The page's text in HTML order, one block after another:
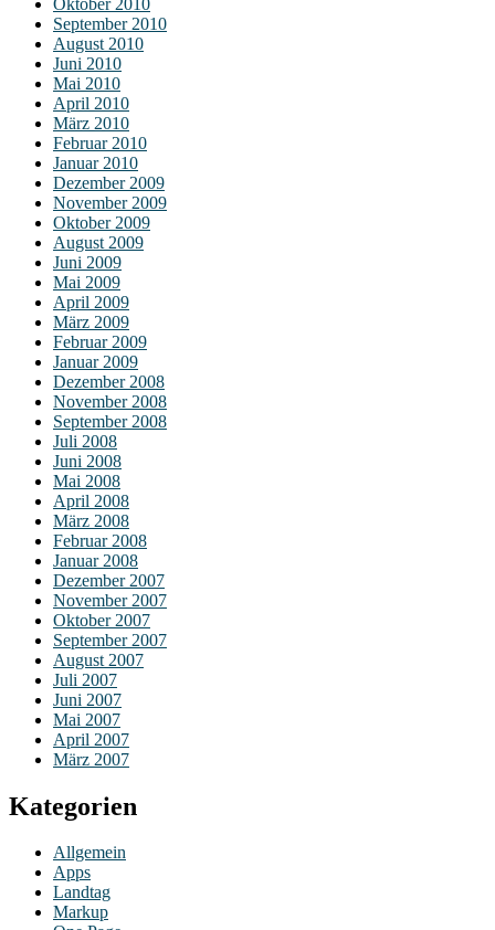
September 2010
August 2010
Juni 2010
Mai 2010
April 2010
März 2010
Februar 2010
Januar 2010
Dezember 2009
November 2009
Oktober 2009
August 2009
Juni 2009
Mai 2009
April 2009
März 2009
Februar 2009
Januar 2009
Dezember 2008
November 2008
September 2008
Juli 2008
Juni 2008
Mai 2008
April 2008
März 2008
Februar 2008
Januar 2008
Dezember 2007
November 2007
Oktober 2007
September 2007
August 2007
Juli 2007
Juni 2007
Mai 2007
April 2007
März 2007
Kategorien
Allgemein
Apps
Landtag
Markup